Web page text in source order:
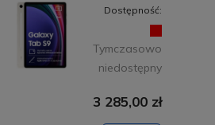
Dostępność:
Tymczasowo
niedostępny
3 285,00 zł